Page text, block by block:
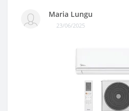
Maria Lungu
23/06/2025